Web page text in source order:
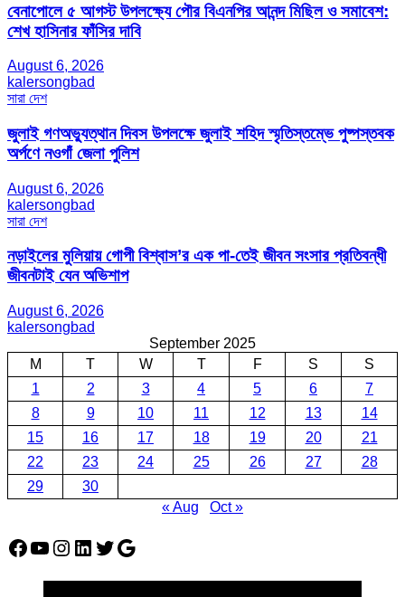
বেনাপোলে ৫ আগস্ট উপলক্ষ্যে পৌর বিএনপির আনন্দ মিছিল ও সমাবেশ:
শেখ হাসিনার ফাঁসির দাবি
August 6, 2026
kalersongbad
সারা দেশ
জুলাই গণঅভ্যুত্থান দিবস উপলক্ষে জুলাই শহিদ স্মৃতিস্তম্ভে পুষ্পস্তবক
অর্পণে নওগাঁ জেলা পুলিশ
August 6, 2026
kalersongbad
সারা দেশ
নড়াইলের মুলিয়ায় গোপী বিশ্বাস’র এক পা-তেই জীবন সংসার প্রতিবন্ধী
জীবনটাই যেন অভিশাপ
August 6, 2026
kalersongbad
September 2025
M
T W T F S
S
1
2 3 4 5 6
7
8
9 10 11 12 13
14
15
16 17 18 19 20
21
22
23 24 25 26 27
28
29
30
« Aug
Oct »
Facebook
YouTube
Instagram
LinkedIn
Twitter
Google